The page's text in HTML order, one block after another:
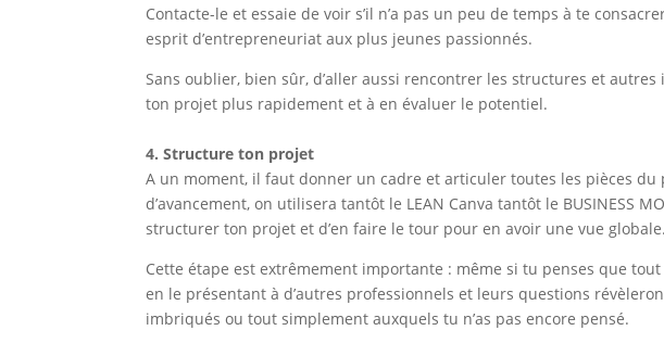
Contacte-le et essaie de voir s’il n’a pas un peu de temps à te
esprit d’entrepreneuriat aux plus jeunes passionnés.
Sans oublier, bien sûr, d’aller aussi rencontrer les structures et
ton projet plus rapidement et à en évaluer le potentiel.
4. Structure ton projet
A un moment, il faut donner un cadre et articuler toutes les pièces
d’avancement, on utilisera tantôt le LEAN Canva tantôt le BUSINESS
structurer ton projet et d’en faire le tour pour en avoir une vue globale.
Cette étape est extrêmement importante : même si tu penses que
en le présentant à d’autres professionnels et leurs questions
imbriqués ou tout simplement auxquels tu n’as pas encore pensé.